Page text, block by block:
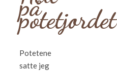
på
potetjordet
Potetene
satte jeg